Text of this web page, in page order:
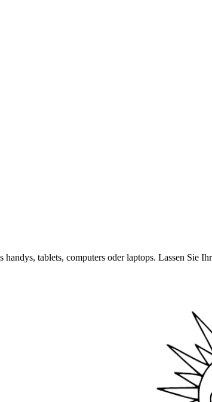
tablets, computers oder laptops. Lassen Sie